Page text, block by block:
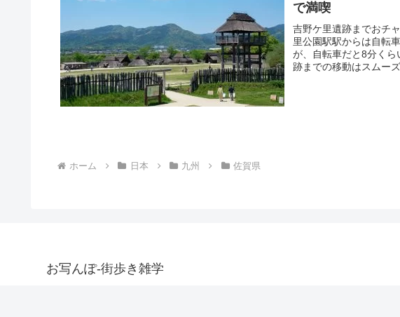
で満喫
吉野ケ里遺跡までおチ
里公園駅駅からは自転
が、自転車だと8分く
跡までの移動はスムー
ホーム 日本 九州 佐賀県
お写んぽ-街歩き雑学